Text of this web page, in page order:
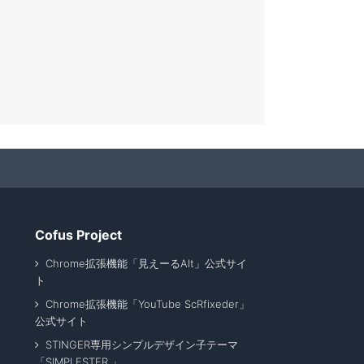
Cofus Project
Chrome拡張機能「見えーるAlt」公式サイ
ト
Chrome拡張機能「YouTube ScRfixeder」
公式サイト
STINGER専用シンプルデザイン子テーマ
「SIMPLESTER 」